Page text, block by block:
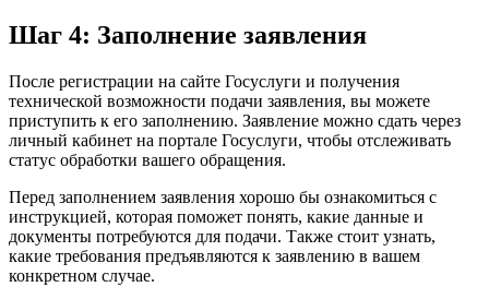
Шаг 4: Заполнение заявления
После регистрации на сайте Госуслуги и получения
технической возможности подачи заявления, вы можете
приступить к его заполнению. Заявление можно сдать через
личный кабинет на портале Госуслуги, чтобы отслеживать
статус обработки вашего обращения.
Перед заполнением заявления хорошо бы ознакомиться с
инструкцией, которая поможет понять, какие данные и
документы потребуются для подачи. Также стоит узнать,
какие требования предъявляются к заявлению в вашем
конкретном случае.